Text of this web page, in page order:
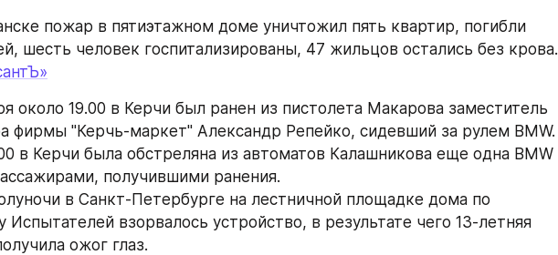
пожар в пятиэтажном доме уничтожил пять квартир, погибли
шесть человек госпитализированы, 47 жильцов остались без крова.
около 19.00 в Керчи был ранен из пистолета Макарова заместитель
фирмы "Керчь-маркет" Александр Репейко, сидевший за рулем BMW.
в Керчи была обстреляна из автоматов Калашникова еще одна BMW
получившими ранения.
в Санкт-Петербурге на лестничной площадке дома по
Испытателей взорвалось устройство, в результате чего 13-летняя
ожог глаз.